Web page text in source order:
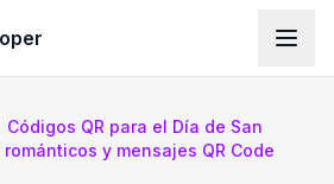
Códigos QR para el Día de San
y mensajes QR Code